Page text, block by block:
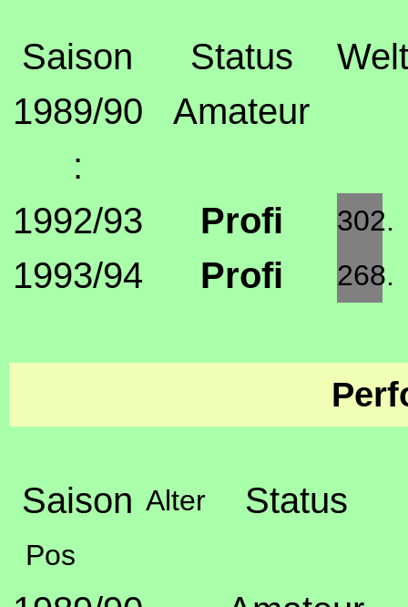
Saison Status
1989/90
Amateur
:
1992/93
Profi 302.
1993/94 Profi 268.
Saison Alter Status
Pos